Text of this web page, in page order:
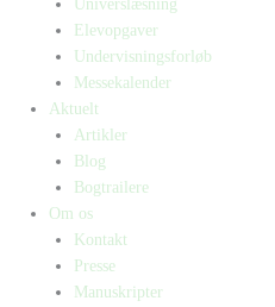
Universlæsning
Elevopgaver
Undervisningsforløb
Messekalender
Aktuelt
Artikler
Blog
Bogtrailere
Om os
Kontakt
Presse
Manuskripter